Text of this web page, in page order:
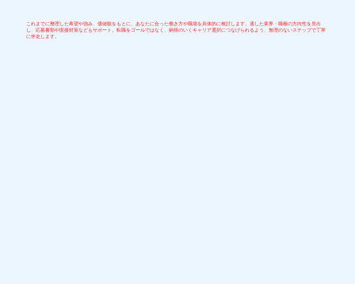
これまでに整理した希望や強み、価値観をもとに、あなたに合った働き方や職場を具体的に検討します。適した業界・職種の方向性を見出
し、応募書類や面接対策などもサポート。転職をゴールではなく、納得のいくキャリア選択につなげられるよう、無理のないステップで丁寧
に伴走します。